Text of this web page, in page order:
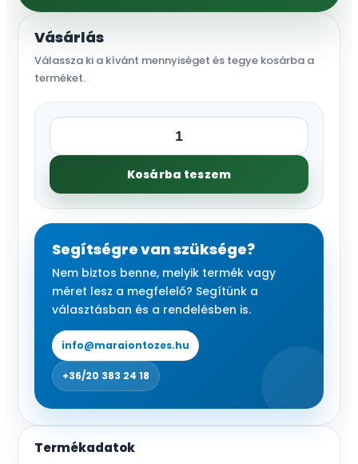
Vásárlás
Válassza ki a kívánt mennyiséget és tegye kosárba a
terméket.
Szűrő
visszacsapó
szelephez
mennyiség
Kosárba teszem
Segítségre van szüksége?
Nem biztos benne, melyik termék vagy
méret lesz a megfelelő? Segítünk a
választásban és a rendelésben is.
info@maraiontozes.hu
+36/20 383 24 18
Termékadatok